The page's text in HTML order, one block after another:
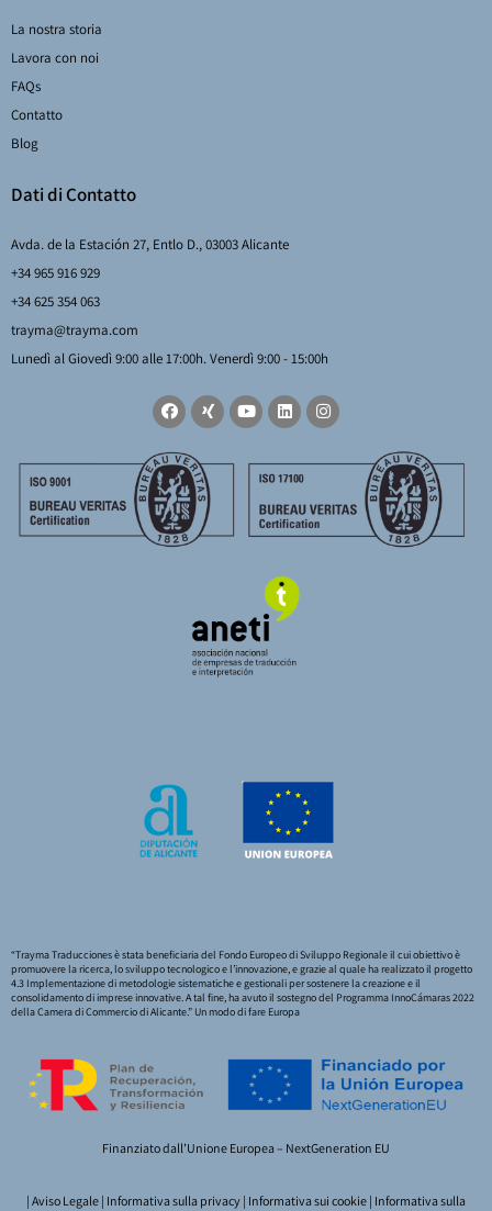
La nostra storia
Lavora con noi
FAQs
Contatto
Blog
Dati di Contatto
Avda. de la Estación 27, Entlo D., 03003 Alicante
+34 965 916 929
+34 625 354 063
trayma@trayma.com
Lunedì al Giovedì 9:00 alle 17:00h. Venerdì 9:00 - 15:00h
“Trayma Traducciones è stata beneficiaria del Fondo Europeo di Sviluppo Regionale il cui obiettivo è
promuovere la ricerca, lo sviluppo tecnologico e l’innovazione, e grazie al quale ha realizzato il progetto
4.3 Implementazione di metodologie sistematiche e gestionali per sostenere la creazione e il
consolidamento di imprese innovative. A tal fine, ha avuto il sostegno del Programma InnoCámaras 2022
della Camera di Commercio di Alicante.” Un modo di fare Europa
Finanziato dall’Unione Europea – NextGeneration EU
| Aviso Legale | Informativa sulla privacy | Informativa sui cookie | Informativa sulla